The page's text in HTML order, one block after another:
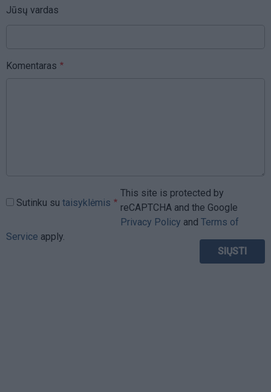
Jūsų vardas
Komentaras
Sutinku su taisyklėmis
This site is protected by
reCAPTCHA and the Google
Privacy Policy and Terms of
Service apply.